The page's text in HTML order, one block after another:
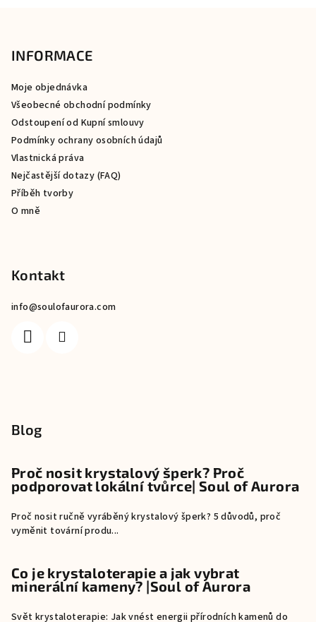
INFORMACE
Moje objednávka
Všeobecné obchodní podmínky
Odstoupení od Kupní smlouvy
Podmínky ochrany osobních údajů
Vlastnická práva
Nejčastější dotazy (FAQ)
Příběh tvorby
O mně
Kontakt
info@soulofaurora.com
Blog
Proč nosit krystalový šperk? Proč
podporovat lokální tvůrce| Soul of Aurora
Proč nosit ručně vyráběný krystalový šperk? 5 důvodů, proč
vyměnit tovární produ...
Co je krystaloterapie a jak vybrat
minerální kameny? |Soul of Aurora
Svět krystaloterapie: Jak vnést energii přírodních kamenů do